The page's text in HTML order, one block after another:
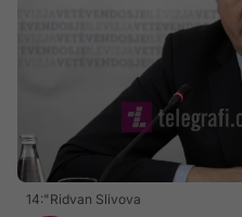
14:"Ridvan Slivova